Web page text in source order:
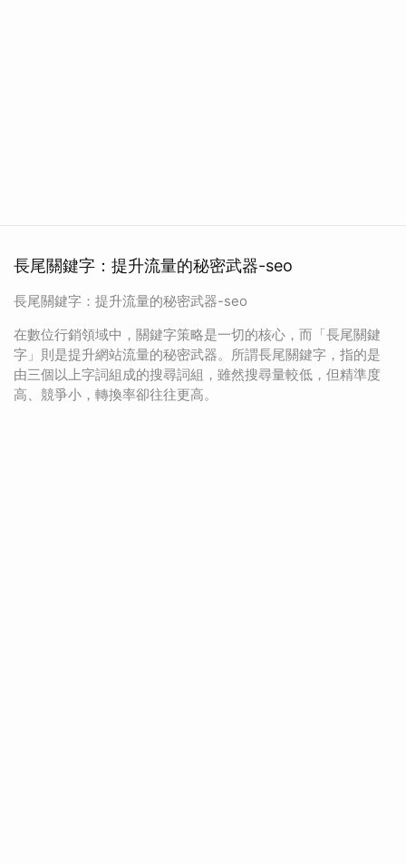
長尾關鍵字：提升流量的秘密武器-seo
長尾關鍵字：提升流量的秘密武器-seo
在數位行銷領域中，關鍵字策略是一切的核心，而「長尾關鍵
字」則是提升網站流量的秘密武器。所謂長尾關鍵字，指的是
由三個以上字詞組成的搜尋詞組，雖然搜尋量較低，但精準度
高、競爭小，轉換率卻往往更高。